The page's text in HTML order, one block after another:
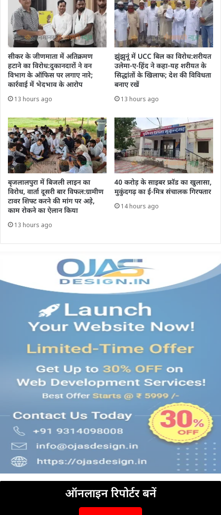
सीकर के जीणमाता में अतिक्रमण
हटाने का विरोध:दुकानदारों ने वन
विभाग के ऑफिस पर लगाए नारे;
कार्रवाई में भेदभाव के आरोप
13 hours ago
झुंझुनूं में UCC बिल का विरोध:शरीयत
उलेमा-ए-हिंद ने कहा-यह शरीयत के
सिद्धांतों के खिलाफ; देश की विविधता
बनाए रखें
13 hours ago
बृजलालपुरा में बिजली लाइन का
विरोध, वार्ता दूसरी बार विफल:ग्रामीण
टावर शिफ्ट करने की मांग पर अड़े,
काम रोकने का ऐलान किया
13 hours ago
40 करोड़ के साइबर फ्रॉड का खुलासा,
मुकुंदगढ़ का ई-मित्र संचालक गिरफ्तार
14 hours ago
ऑनलाइन रिपोर्टर बनें